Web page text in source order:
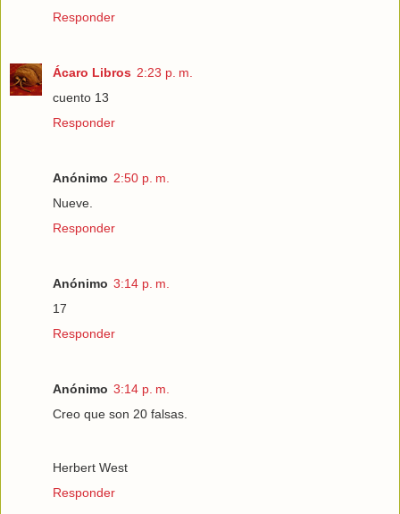
Responder
Ácaro Libros 2:23 p. m.
cuento 13
Responder
Anónimo 2:50 p. m.
Nueve.
Responder
Anónimo 3:14 p. m.
17
Responder
Anónimo 3:14 p. m.
Creo que son 20 falsas.
Herbert West
Responder